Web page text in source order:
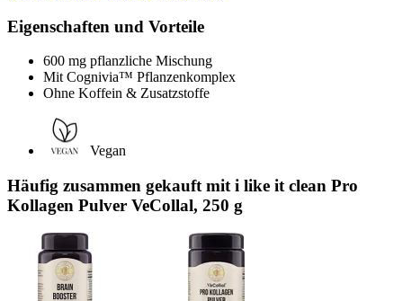
Eigenschaften und Vorteile
600 mg pflanzliche Mischung
Mit Cognivia™ Pflanzenkomplex
Ohne Koffein & Zusatzstoffe
Vegan
Häufig zusammen gekauft mit i like it clean Pro
Kollagen Pulver VeCollal, 250 g